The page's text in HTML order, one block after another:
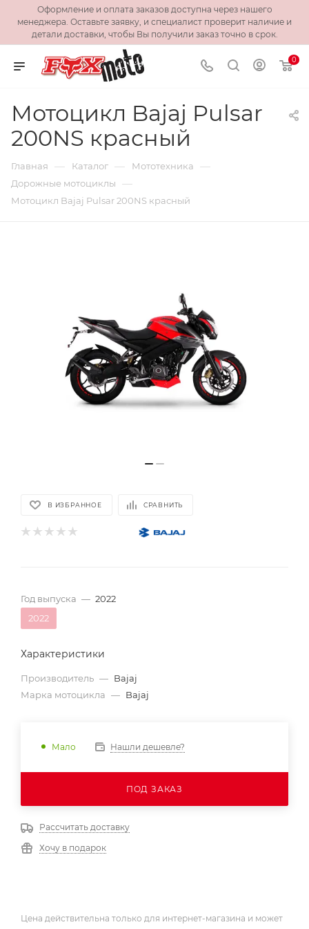
Оформление и оплата заказов доступна через нашего
менеджера. Оставьте заявку, и специалист проверит наличие и
детали доставки, чтобы Вы получили заказ точно в срок.
0
Мотоцикл Bajaj Pulsar
200NS красный
Главная — Каталог — Мототехника —
Дорожные мотоциклы —
Мотоцикл Bajaj Pulsar 200NS красный
В ИЗБРАННОЕ СРАВНИТЬ
Год выпуска — 2022
2022
Характеристики
Производитель — Bajaj
Марка мотоцикла — Bajaj
Мало Нашли дешевле?
ПОД ЗАКАЗ
Рассчитать доставку
Хочу в подарок
Цена действительна только для интернет-магазина и может